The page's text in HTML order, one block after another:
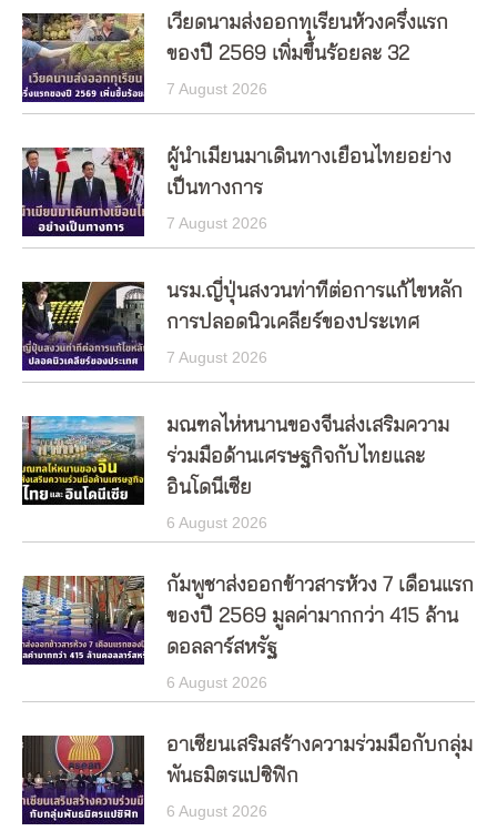
เวียดนามส่งออกทุเรียนห้วงครึ่งแรก
ของปี 2569 เพิ่มขึ้นร้อยละ 32
7 August 2026
ผู้นำเมียนมาเดินทางเยือนไทยอย่าง
เป็นทางการ
7 August 2026
นรม.ญี่ปุ่นสงวนท่าทีต่อการแก้ไขหลัก
การปลอดนิวเคลียร์ของประเทศ
7 August 2026
มณฑลไห่หนานของจีนส่งเสริมความ
ร่วมมือด้านเศรษฐกิจกับไทยและ
อินโดนีเซีย
6 August 2026
กัมพูชาส่งออกข้าวสารห้วง 7 เดือนแรก
ของปี 2569 มูลค่ามากกว่า 415 ล้าน
ดอลลาร์สหรัฐ
6 August 2026
อาเซียนเสริมสร้างความร่วมมือกับกลุ่ม
พันธมิตรแปซิฟิก
6 August 2026